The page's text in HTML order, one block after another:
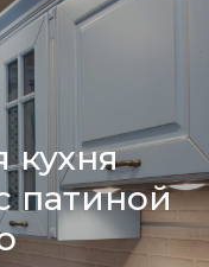
кухня
патиной